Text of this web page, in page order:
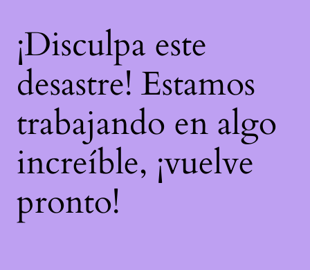
¡Disculpa este
desastre! Estamos
trabajando en algo
increíble, ¡vuelve
pronto!